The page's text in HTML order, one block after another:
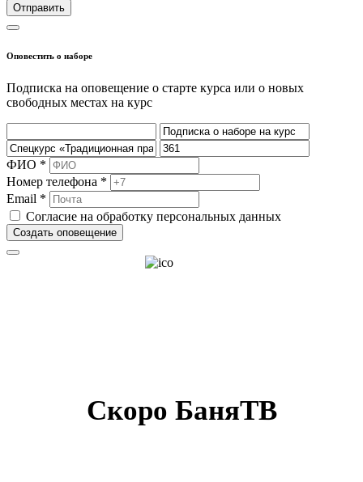
Отправить
Оповестить о наборе
Подписка на оповещение о старте курса или о новых
свободных местах на курс
ФИО *
Номер телефона *
Email *
Согласие на обработку персональных данных
Создать оповещение
Скоро БаняТВ